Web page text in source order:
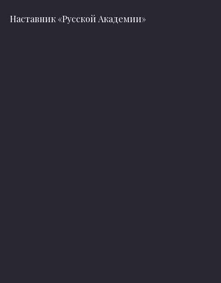
Наставник «Русской Академии»